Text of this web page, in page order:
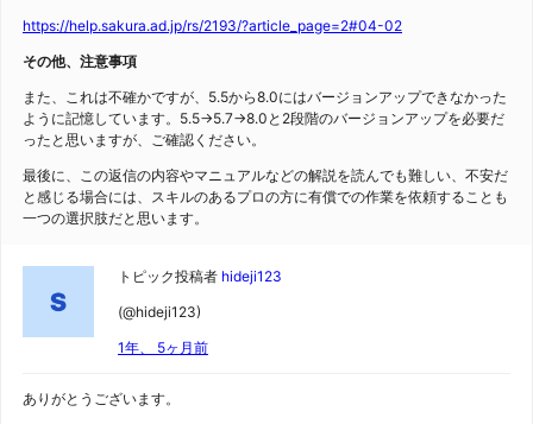
https://help.sakura.ad.jp/rs/2193/?article_page=2#04-02
その他、注意事項
また、これは不確かですが、5.5から8.0にはバージョンアップできなかった
ように記憶しています。5.5→5.7→8.0と2段階のバージョンアップを必要だ
ったと思いますが、ご確認ください。
最後に、この返信の内容やマニュアルなどの解説を読んでも難しい、不安だ
と感じる場合には、スキルのあるプロの方に有償での作業を依頼することも
一つの選択肢だと思います。
トピック投稿者 hideji123
(@hideji123)
1年、 5ヶ月前
ありがとうございます。